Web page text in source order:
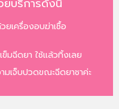
ยบริการดังนี้
ยเครื่องอบฆ่าเชื้อ
มฉีดยา ใช้แล้วทิ้งเลย
เจ็บปวดขณะฉีดยาชาค่ะ